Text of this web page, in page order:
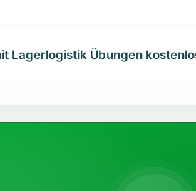
Lagerlogistik Übungen